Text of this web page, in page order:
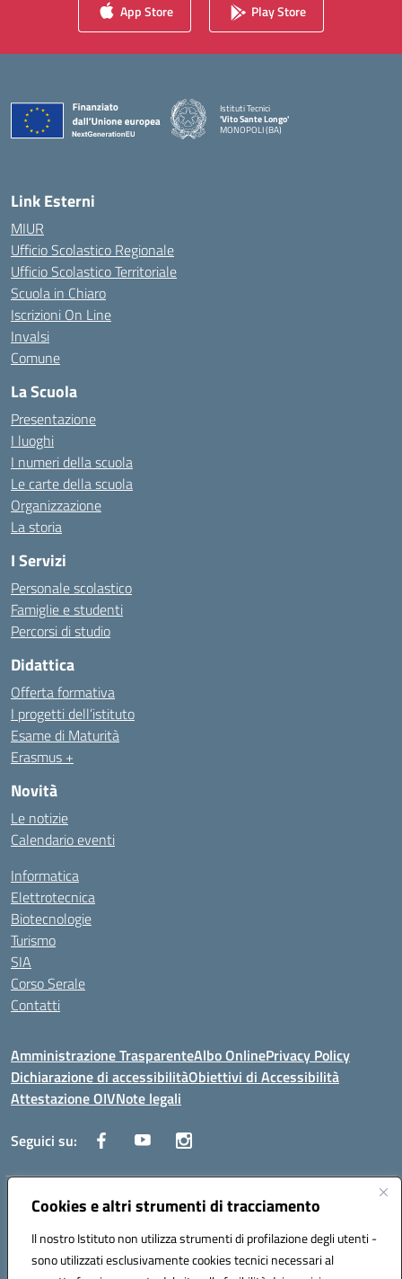
Cookies e altri strumenti di tracciamento
Il nostro Istituto non utilizza strumenti di profilazione degli utenti -
sono utilizzati esclusivamente cookies tecnici necessari al
App Store Play Store
Istituti Tecnici
'Vito Sante Longo'
MONOPOLI (BA)
Link Esterni
MIUR
Ufficio Scolastico Regionale
Ufficio Scolastico Territoriale
Scuola in Chiaro
Iscrizioni On Line
Invalsi
Comune
La Scuola
Presentazione
I luoghi
I numeri della scuola
Le carte della scuola
Organizzazione
La storia
I Servizi
Personale scolastico
Famiglie e studenti
Percorsi di studio
Didattica
Offerta formativa
I progetti dell’istituto
Esame di Maturità
Erasmus +
Novità
Le notizie
Calendario eventi
Informatica
Elettrotecnica
Biotecnologie
Turismo
SIA
Corso Serale
Contatti
Amministrazione TrasparenteAlbo OnlinePrivacy Policy
Dichiarazione di accessibilitàObiettivi di Accessibilità
Attestazione OIVNote legali
Seguici su:
Indirizzo:Via Cesare Beccaria 70043 MONOPOLI (BA)
Posta elettronica certificata (PEC):batf26000r@pec.istruzione.it
Codice fiscale: 93491310723